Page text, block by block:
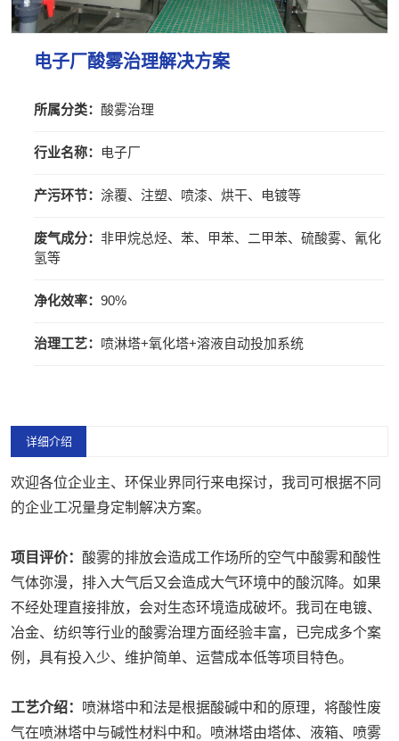
电子厂酸雾治理解决方案
所属分类： 酸雾治理
行业名称： 电子厂
产污环节： 涂覆、注塑、喷漆、烘干、电镀等
废气成分： 非甲烷总烃、苯、甲苯、二甲苯、硫酸雾、氰化
氢等
净化效率： 90%
治理工艺： 喷淋塔+氧化塔+溶液自动投加系统
详细介绍
欢迎各位企业主、环保业界同行来电探讨，我司可根据不同
的企业工况量身定制解决方案。
项目评价： 酸雾的排放会造成工作场所的空气中酸雾和酸性
气体弥漫，排入大气后又会造成大气环境中的酸沉降。如果
不经处理直接排放，会对生态环境造成破坏。我司在电镀、
冶金、纺织等行业的酸雾治理方面经验丰富，已完成多个案
例，具有投入少、维护简单、运营成本低等项目特色。
工艺介绍： 喷淋塔中和法是根据酸碱中和的原理，将酸性废
气在喷淋塔中与碱性材料中和。喷淋塔由塔体、液箱、喷雾